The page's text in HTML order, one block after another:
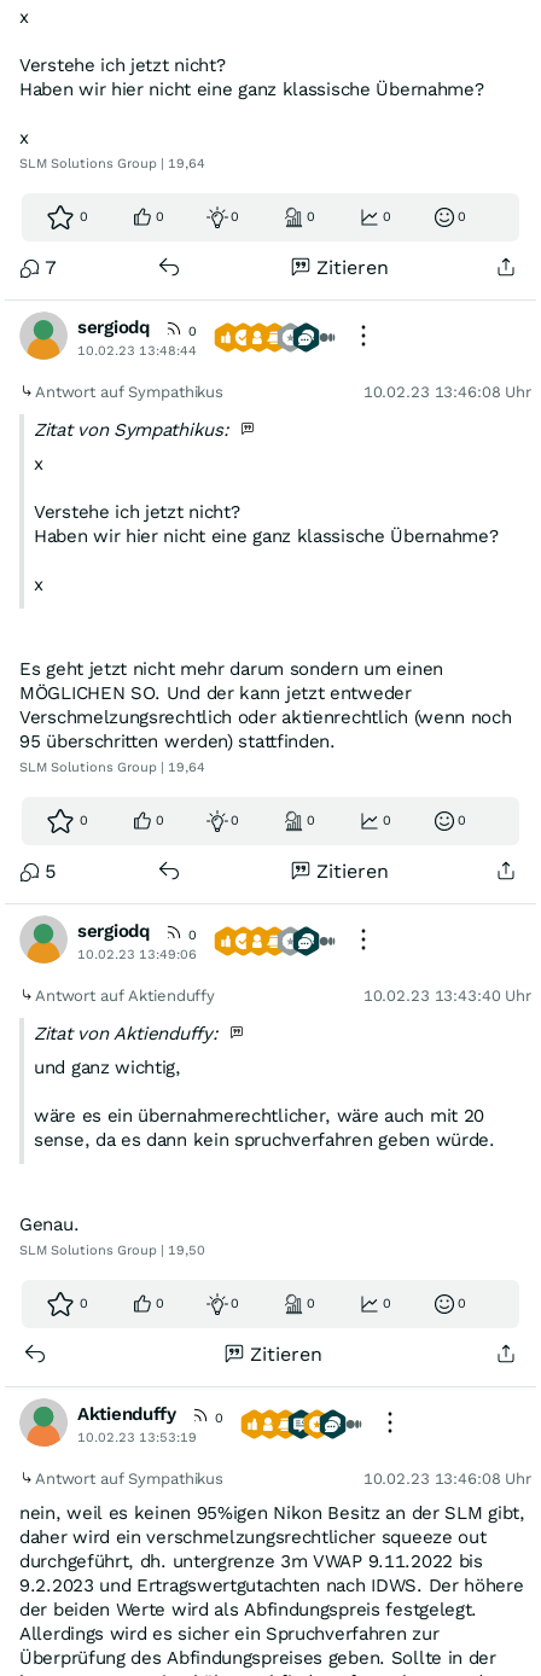
x
Verstehe ich jetzt nicht?
Haben wir hier nicht eine ganz klassische Übernahme?
x
SLM Solutions Group | 19,64
0 0 0 0 0 0
7 Zitieren
sergiodq
0
10.02.23 13:48:44
Antwort auf Sympathikus 10.02.23 13:46:08 Uhr
Zitat von Sympathikus:
x
Verstehe ich jetzt nicht?
Haben wir hier nicht eine ganz klassische Übernahme?
x
Es geht jetzt nicht mehr darum sondern um einen
MÖGLICHEN SO. Und der kann jetzt entweder
Verschmelzungsrechtlich oder aktienrechtlich (wenn noch
95 überschritten werden) stattfinden.
SLM Solutions Group | 19,64
0 0 0 0 0 0
5 Zitieren
sergiodq
0
10.02.23 13:49:06
Antwort auf Aktienduffy 10.02.23 13:43:40 Uhr
Zitat von Aktienduffy:
und ganz wichtig,
wäre es ein übernahmerechtlicher, wäre auch mit 20
sense, da es dann kein spruchverfahren geben würde.
Genau.
SLM Solutions Group | 19,50
0 0 0 0 0 0
Zitieren
Aktienduffy
0
10.02.23 13:53:19
Antwort auf Sympathikus 10.02.23 13:46:08 Uhr
nein, weil es keinen 95%igen Nikon Besitz an der SLM gibt,
daher wird ein verschmelzungsrechtlicher squeeze out
durchgeführt, dh. untergrenze 3m VWAP 9.11.2022 bis
9.2.2023 und Ertragswertgutachten nach IDWS. Der höhere
der beiden Werte wird als Abfindungspreis festgelegt.
Allerdings wird es sicher ein Spruchverfahren zur
Überprüfung des Abfindungspreises geben. Sollte in der